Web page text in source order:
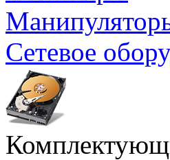
Сетевое